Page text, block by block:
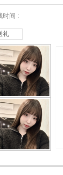
时间 :
礼